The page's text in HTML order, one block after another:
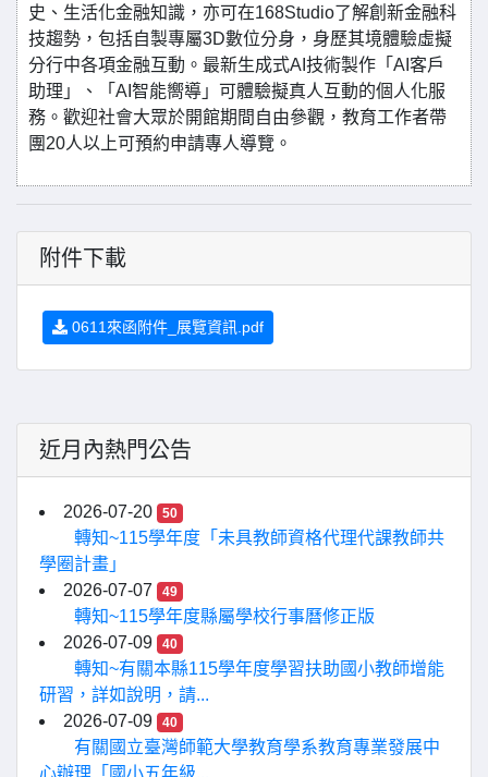
史、生活化金融知識，亦可在168Studio了解創新金融科
技趨勢，包括自製專屬3D數位分身，身歷其境體驗虛擬
分行中各項金融互動。最新生成式AI技術製作「AI客戶
助理」、「AI智能嚮導」可體驗擬真人互動的個人化服
務。歡迎社會大眾於開館期間自由參觀，教育工作者帶
團20人以上可預約申請專人導覽。
附件下載
0611來函附件_展覽資訊.pdf
近月內熱門公告
2026-07-20 50
轉知~115學年度「未具教師資格代理代課教師共
學圈計畫」
2026-07-07
49
轉知~115學年度縣屬學校行事曆修正版
2026-07-09
40
轉知~有關本縣115學年度學習扶助國小教師增能
研習，詳如說明，請...
2026-07-09
40
有關國立臺灣師範大學教育學系教育專業發展中
心辦理「國小五年級...